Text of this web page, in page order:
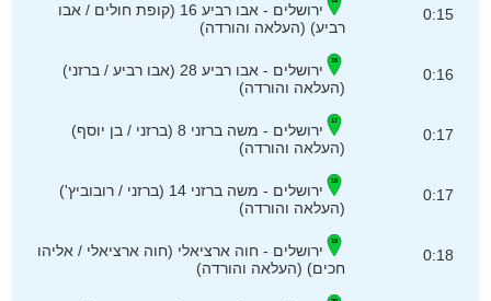
0:15
ירושלים - אבו רביע 16 (קופת חולים / אבו
רביע) (העלאה והורדה)
0:16
ירושלים - אבו רביע 28 (אבו רביע / ברזני)
(העלאה והורדה)
0:17
ירושלים - משה ברזני 8 (ברזני / בן יוסף)
(העלאה והורדה)
0:17
ירושלים - משה ברזני 14 (ברזני / רובוביץ')
(העלאה והורדה)
0:18
ירושלים - חוה ארציאלי (חוה ארציאלי / אליהו
חכים) (העלאה והורדה)